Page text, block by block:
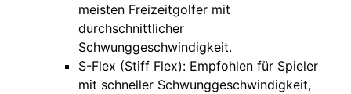
meisten Freizeitgolfer mit
durchschnittlicher
Schwunggeschwindigkeit.
S-Flex (Stiff Flex): Empfohlen für Spieler
mit schneller Schwunggeschwindigkeit,